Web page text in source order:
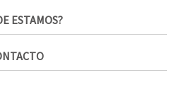
ESTAMOS?